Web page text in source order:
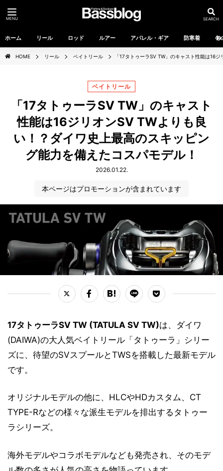
ホーム リール ロッド ルアー アパレル・ギア 防寒着 冬
MENU SEARCH
HOME リール ベイトリール 「17タトゥーラSV TW」のキャスト性能は16
「17タトゥーラSV TW」のキャスト
性能は16ジリオンSV TWよりも良
い！？ダイワ史上最高のスキッピン
グ能力を備えたコスパモデル！
ベイトリール
2026.01.22.
17タトゥーラSV TW (TATULA SV TW)は、ダイワ
(DAIWA)の大人気ベイトリール「タトゥーラ」シリー
ズに、待望のSVスプールとTWSを搭載した最新モデル
です。
オリジナルモデルの他に、HLCやHDカスタム、CT
TYPE-Rなどの様々な派生モデルを排出するタトゥー
ラシリーズ。
海外モデルやコラボモデルなども発売され、そのモデ